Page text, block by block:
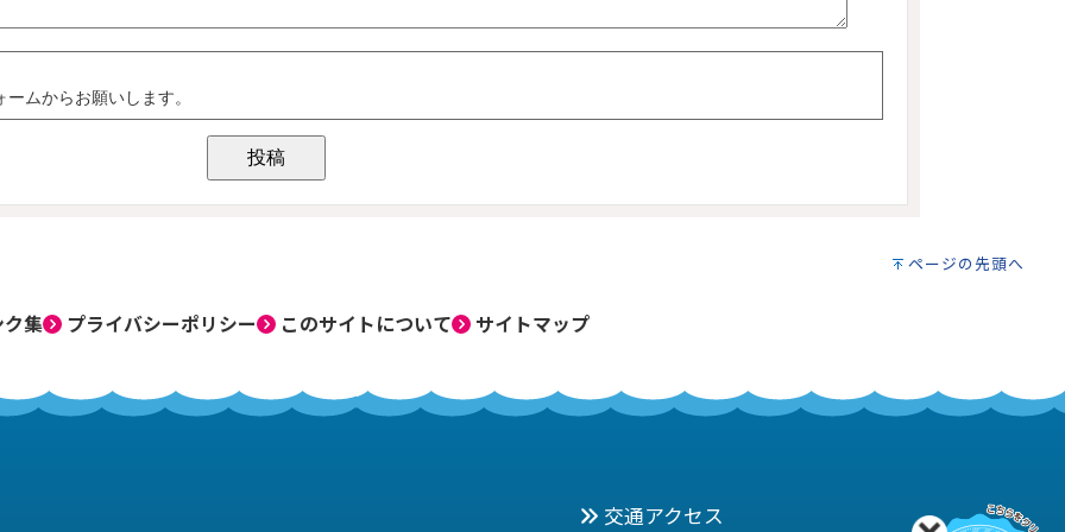
ページの先頭へ
集 プライバシーポリシー このサイトについて サイトマップ
交通アクセス